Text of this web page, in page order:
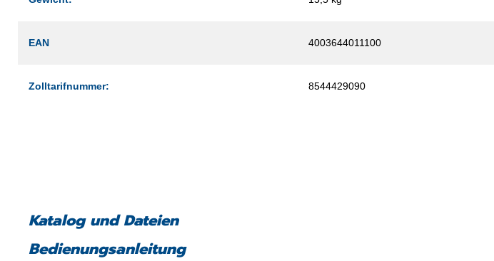
EAN 4003644011100
Zolltarifnummer: 8544429090
Katalog und Dateien
Bedienungsanleitung